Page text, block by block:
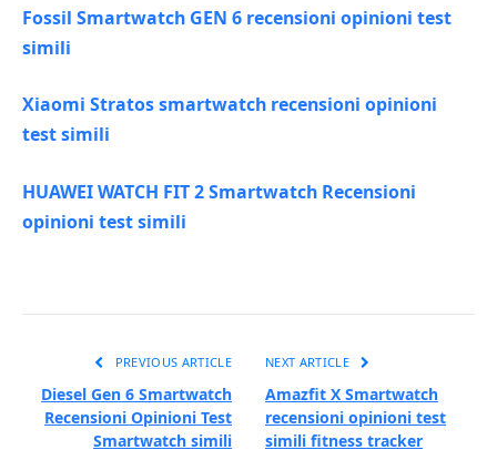
Fossil Smartwatch GEN 6 recensioni opinioni test
simili
Xiaomi Stratos smartwatch recensioni opinioni
test simili
HUAWEI WATCH FIT 2 Smartwatch Recensioni
opinioni test simili
PREVIOUS ARTICLE
Diesel Gen 6 Smartwatch
Recensioni Opinioni Test
Smartwatch simili
NEXT ARTICLE
Amazfit X Smartwatch
recensioni opinioni test
simili fitness tracker